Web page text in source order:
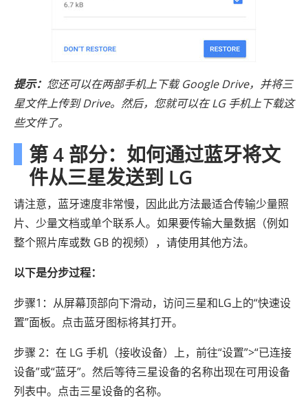
提示： 您还可以在两部手机上下载 Google Drive，并将三
星文件上传到 Drive。然后，您就可以在 LG 手机上下载这
些文件了。
第 4 部分：如何通过蓝牙将文
件从三星发送到 LG
请注意，蓝牙速度非常慢，因此此方法最适合传输少量照
片、少量文档或单个联系人。如果要传输大量数据（例如
整个照片库或数 GB 的视频），请使用其他方法。
以下是分步过程：
步骤1：从屏幕顶部向下滑动，访问三星和LG上的“快速设
置”面板。点击蓝牙图标将其打开。
步骤 2：在 LG 手机（接收设备）上，前往“设置”>“已连接
设备”或“蓝牙”。然后等待三星设备的名称出现在可用设备
列表中。点击三星设备的名称。